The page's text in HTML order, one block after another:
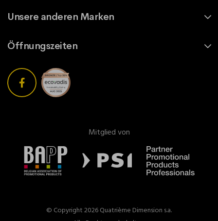
Unsere anderen Marken
Öffnungszeiten
Mitglied von
© Copyright 2026 Quatrième Dimension s.a.